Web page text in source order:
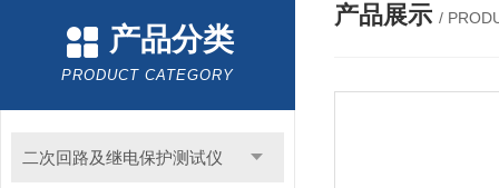
产品分类
PRODUCT CATEGORY
二次回路及继电保护测试仪
产品展示 /